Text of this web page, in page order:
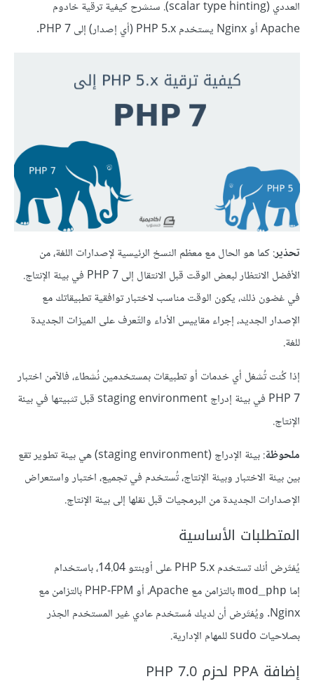
العددي (scalar type hinting). سنشرح كيفية ترقية خادوم
Apache أو Nginx يستخدم PHP 5.x (أي إصدار) إلى PHP 7.
تحذير: كما هو الحال مع معظم النسخ الرئيسية لإصدارات اللغة، من
الأفضل الانتظار لبعض الوقت قبل الانتقال إلى PHP 7 في بيئة الإنتاج.
في غضون ذلك، يكون الوقت مناسب لاختبار توافقية تطبيقاتك مع
الإصدار الجديد، إجراء مقاييس الأداء والتّعرف على الميزات الجديدة
للغة.
إذا كُنت تُشغل أي خدمات أو تطبيقات بمستخدمين نُشطاء، فالآمن اختبار
PHP 7 في بيئة إدراج staging environment قبل تثبيتها في بيئة
الإنتاج.
ملحوظة
: بيئة الإدراج (staging environment) هي بيئة تطوير تقع
بين بيئة الاختبار وبيئة الإنتاج، تُستخدم في تجميع، اختبار واستعراض
الإصدارات الجديدة من البرمجيات قبل نقلها إلى بيئة الإنتاج.
المتطلبات الأساسية
يُفتَرض أنك تستخدم PHP 5.x على أوبنتو 14.04، باستخدام
إما mod_php
بالتزامن مع Apache، أو PHP-FPM بالتزامن مع
Nginx. ويُفتَرض أن لديك مُستخدم عادي غير المستخدم الجذر
بصلاحيات sudo للمهام الإدارية.
إضافة PPA لحزم PHP 7.0